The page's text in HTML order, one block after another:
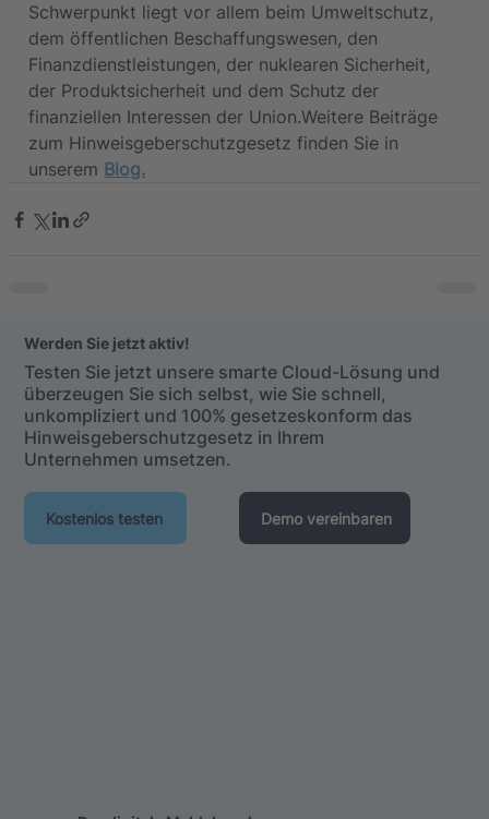
Werden Sie jetzt aktiv!
Testen Sie jetzt unsere smarte Cloud-Lösung und
überzeugen Sie sich selbst, wie Sie schnell,
unkompliziert und 100% gesetzeskonform das
Hinweisgeberschutzgesetz in Ihrem
Unternehmen umsetzen.
Demo vereinbaren
Kostenlos testen
Schwerpunkt liegt vor allem beim Umweltschutz,
dem öffentlichen Beschaffungswesen, den
Finanzdienstleistungen, der nuklearen Sicherheit,
der Produktsicherheit und dem Schutz der
finanziellen Interessen der Union.Weitere Beiträge
zum Hinweisgeberschutzgesetz finden Sie in
unserem Blog.